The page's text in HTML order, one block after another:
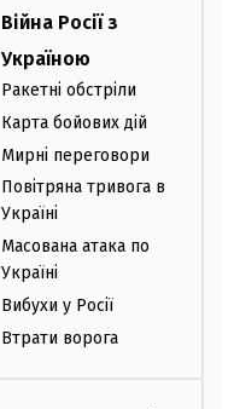
Війна Росії з
Україною
Ракетні обстріли
Карта бойових дій
Мирні переговори
Повітряна тривога в
Україні
Масована атака по
Україні
Вибухи у Росії
Втрати ворога